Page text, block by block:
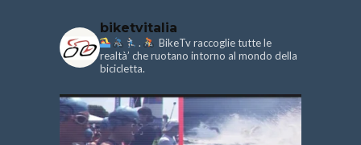
biketvitalia
.
BikeTv raccoglie tutte le
realtà’ che ruotano intorno al mondo della
bicicletta.